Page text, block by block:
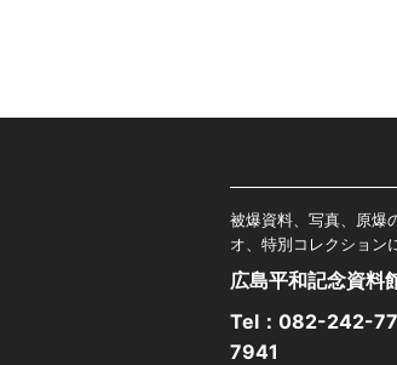
被爆資料、写真、原爆
オ、特別コレクション
広島平和記念資料
Tel： 082-242-
7941